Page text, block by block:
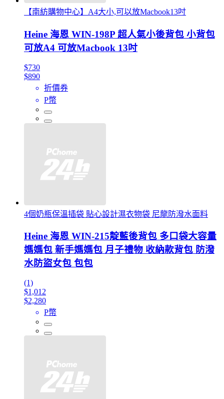
【南紡購物中心】A4大小,可以放Macbook13吋
Heine 海恩 WIN-198P 超人氣小後背包 小背包
可放A4 可放Macbook 13吋
$730
$890
折價券
P幣
4個奶瓶保溫插袋 貼心設計濕衣物袋 尼龍防潑水面料
Heine 海恩 WIN-215靛藍後背包 多口袋大容量
媽媽包 新手媽媽包 月子禮物 收納款背包 防潑
水防盜女包 包包
(1)
$1,012
$2,280
P幣